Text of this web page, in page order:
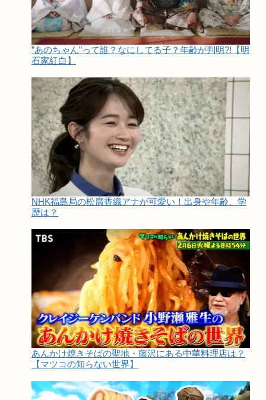
”あのちゃん”って誰？なにしてる子？年齢が判明?!【明
石家紅白】
NHK福島局の松廣香織アナが可愛い！出身や年齢、学
歴は？
あんかけ焼きそばの聖地・藤沢にある中華料理店は？
【マツコの知らない世界】